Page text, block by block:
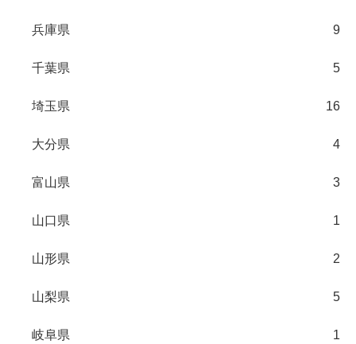
兵庫県 9
千葉県 5
埼玉県 16
大分県 4
富山県 3
山口県 1
山形県 2
山梨県 5
岐阜県 1